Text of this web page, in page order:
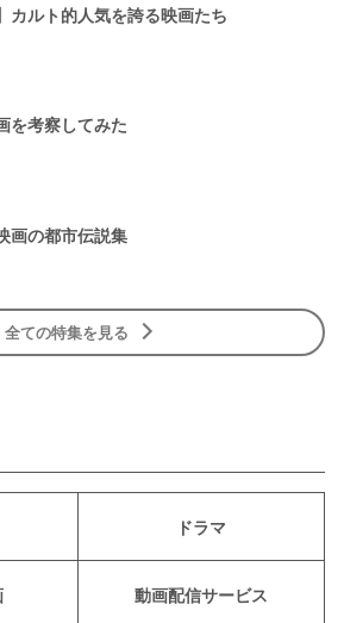
カルト的人気を誇る映画たち
を考察してみた
画の都市伝説集
全ての特集を見る
ドラマ
動画配信サービス